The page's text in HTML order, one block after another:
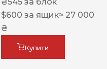
₴545 за блок
$600 за ящик≈ 27 000
₴
Купити